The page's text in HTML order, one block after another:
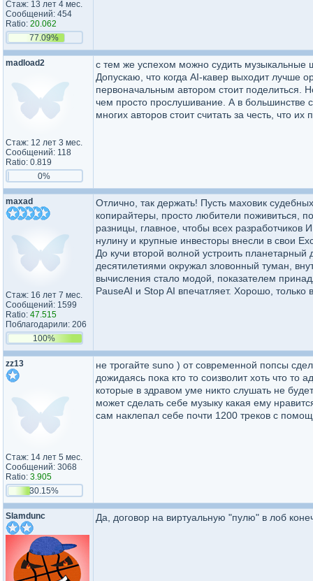
Стаж: 13 лет 4 мес.
Сообщений: 454
Ratio: 20.062
77.09%
madload2
Стаж: 12 лет 3 мес.
Сообщений: 118
Ratio: 0.819
0%
с тем же успехом можно судить
Допускаю, что когда AI-кавер выходит лучше
первоначальным автором стоит поделиться.
чем просто прослушивание. А в большинстве
многих авторов стоит считать за честь, что
maxad
Стаж: 16 лет 7 мес.
Сообщений: 1599
Ratio: 47.515
Поблагодарили: 206
100%
Отлично, так держать! Пусть маховик
копирайтеры, просто любители поживиться,
разницы, главное, чтобы всех
нулину и крупные инвесторы внесли в свои
До кучи второй волной устроить
десятилетиями окружал зловонный туман,
вычисления стало модой, показателем
PauseAI и Stop AI впечатляет. Хорошо, только
zz13
Стаж: 14 лет 5 мес.
Сообщений: 3068
Ratio: 3.905
30.15%
не трогайте suno ) от современной попсы
дожидаясь пока кто то соизволит хоть что то
которые в здравом уме никто слушать не
может сделать себе музыку какая ему
сам наклепал себе почти 1200 треков с
Slamdunc Да, договор на виртуальную "пулю" в лоб